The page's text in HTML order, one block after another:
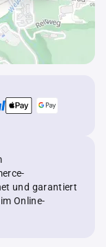
und garantiert
Online-